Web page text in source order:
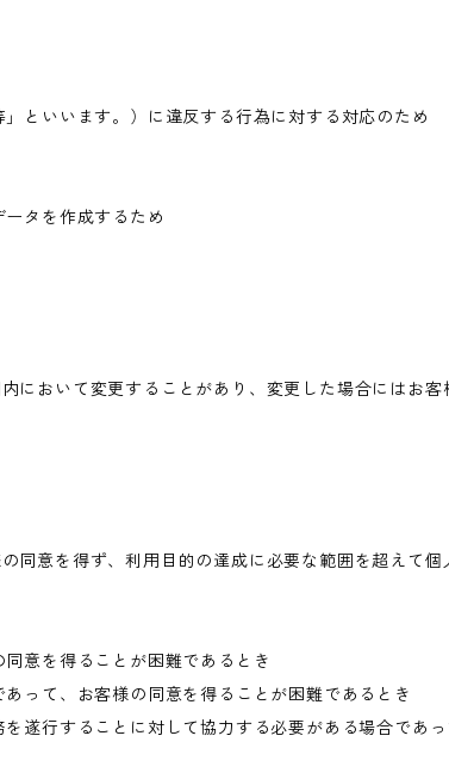
といいます。）に違反する行為に対する対応のため
タを作成するため
において変更することがあり、変更した場合にはお客
同意を得ず、利用目的の達成に必要な範囲を超えて個
意を得ることが困難であるとき
って、お客様の同意を得ることが困難であるとき
遂行することに対して協力する必要がある場合であっ